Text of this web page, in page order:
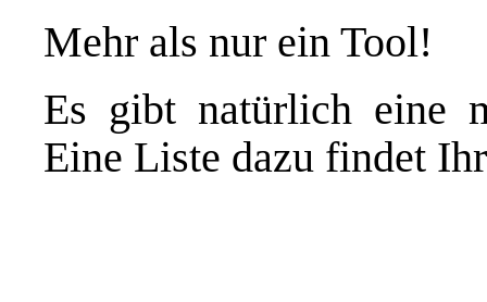
Mehr als nur ein Tool!
Es gibt natürlich eine
Eine Liste dazu findet